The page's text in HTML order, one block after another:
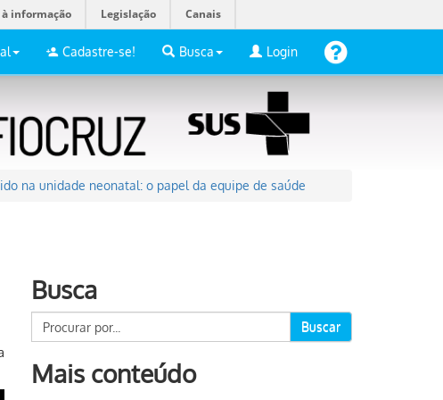
à informação Legislação Canais
Cadastre-se! Busca Login
na unidade neonatal: o papel da equipe de saúde
Busca
Buscar
Mais conteúdo